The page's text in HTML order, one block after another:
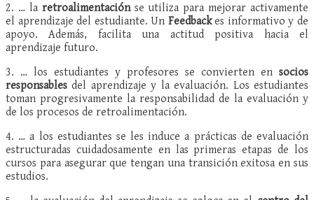
2. … la retroalimentaciónse utiliza para mejorar activamente
el aprendizaje del estudiante. Un Feedbackes informativo y de
apoyo. Además, facilita una actitud positiva hacia el
aprendizaje futuro.
3. … los estudiantes y profesores se convierten en socios
responsables del aprendizaje y la evaluación. Los estudiantes
toman progresivamente la responsabilidad de la evaluación y
de los procesos de retroalimentación.
4. … a los estudiantes se les induce a prácticas de evaluación
estructuradas cuidadosamente en las primeras etapas de los
cursos para asegurar que tengan una transición exitosa en sus
estudios.